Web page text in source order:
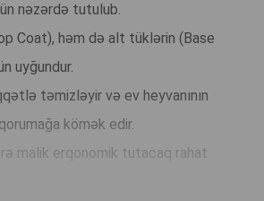
nəzərdə tutulub.
Coat), həm də alt tüklərin (Base
uyğundur.
təmizləyir və ev heyvanının
kömək edir.
malik erqonomik tutacaq rahat